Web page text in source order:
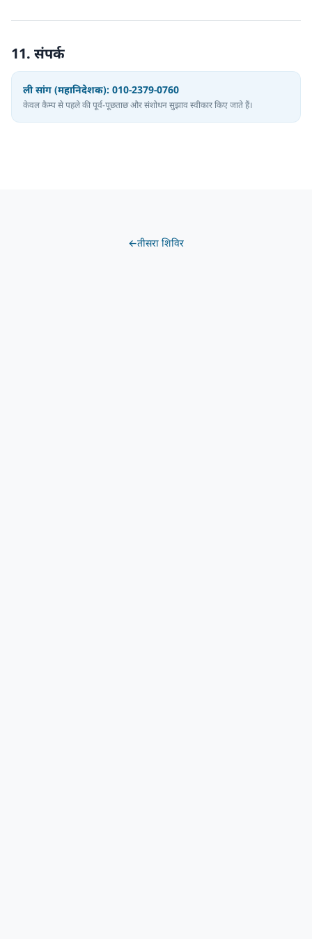
11. संपर्क
ली सांग (महानिदेशक): 010-2379-0760
केवल कैम्प से पहले की पूर्व-पूछताछ और संशोधन सुझाव स्वीकार किए जाते हैं।
←तीसरा शिविर